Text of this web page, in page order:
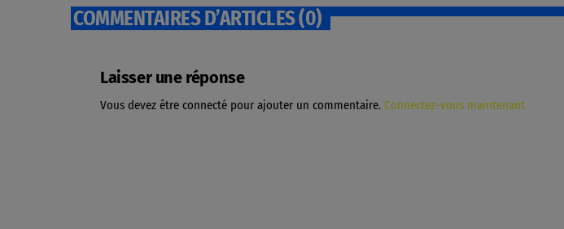
COMMENTAIRES D’ARTICLES (0)
Laisser une réponse
Vous devez être connecté pour ajouter un commentaire. Connectez-vous maintenant